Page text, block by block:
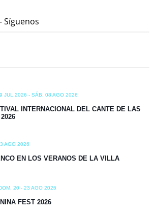
Síguenos
JUL 2026 - SÁB, 08 AGO 2026
INTERNACIONAL DEL CANTE DE LAS
AGO 2026
EN LOS VERANOS DE LA VILLA
20 - 23 AGO 2026
FEST 2026